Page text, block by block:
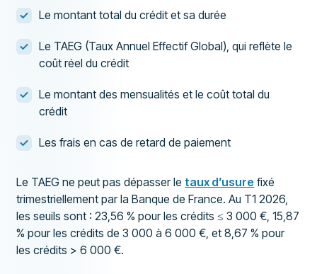
Le montant total du crédit et sa durée
Le TAEG (Taux Annuel Effectif Global), qui reflète le
coût réel du crédit
Le montant des mensualités et le coût total du
crédit
Les frais en cas de retard de paiement
Le TAEG ne peut pas dépasser letaux d’usure fixé
trimestriellement par la Banque de France. Au T1 2026,
les seuils sont : 23,56 % pour les crédits ≤ 3 000 €, 15,87
% pour les crédits de 3 000 à 6 000 €, et 8,67 % pour
les crédits > 6 000 €.